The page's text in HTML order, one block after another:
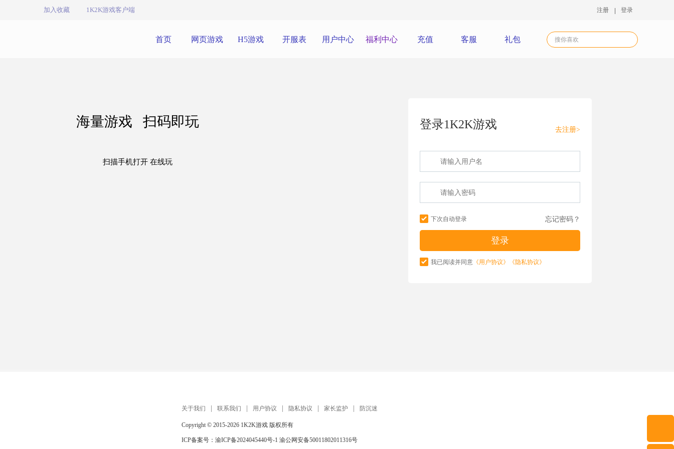
加入收藏 1K2K游戏客户端 注册 登录
首页 网页游戏 H5游戏 开服表 用户中心 福利中心 充值 客服 礼包
海量游戏 扫码即玩
扫描手机打开 在线玩
登录1K2K游戏 去注册>
下次自动登录 忘记密码？
我已阅读并同意 《用户协议》 《隐私协议》
关于我们 联系我们 用户协议 隐私协议 家长监护 防沉迷
Copyright © 2015-2026 1K2K游戏 版权所有
ICP备案号： 渝ICP备2024045440号-1 渝公网安备50011802011316号